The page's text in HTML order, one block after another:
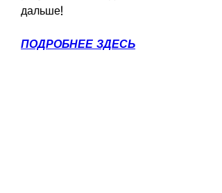
дальше!
ПОДРОБНЕЕ ЗДЕСЬ